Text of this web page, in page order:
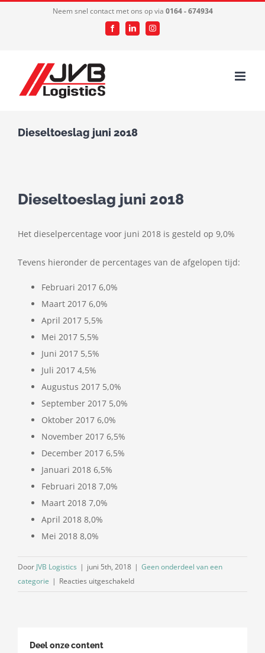
Neem snel contact met ons op via 0164 - 674934
FacebookLinkedInInstagram
Dieseltoeslag juni 2018
Dieseltoeslag juni 2018
Het dieselpercentage voor juni 2018 is gesteld op 9,0%
Tevens hieronder de percentages van de afgelopen tijd:
Februari 2017 6,0%
Maart 2017 6,0%
April 2017 5,5%
Mei 2017 5,5%
Juni 2017 5,5%
Juli 2017 4,5%
Augustus 2017 5,0%
September 2017 5,0%
Oktober 2017 6,0%
November 2017 6,5%
December 2017 6,5%
Januari 2018 6,5%
Februari 2018 7,0%
Maart 2018 7,0%
April 2018 8,0%
Mei 2018 8,0%
Door JVB Logistics | juni 5th, 2018 | Geen onderdeel van een
categorie | Reacties uitgeschakeldvoor
Deel onze content